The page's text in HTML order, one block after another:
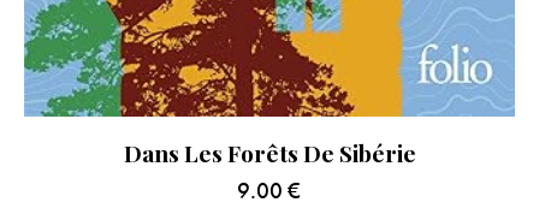
Dans Les Forêts De Sibérie
9.00 €